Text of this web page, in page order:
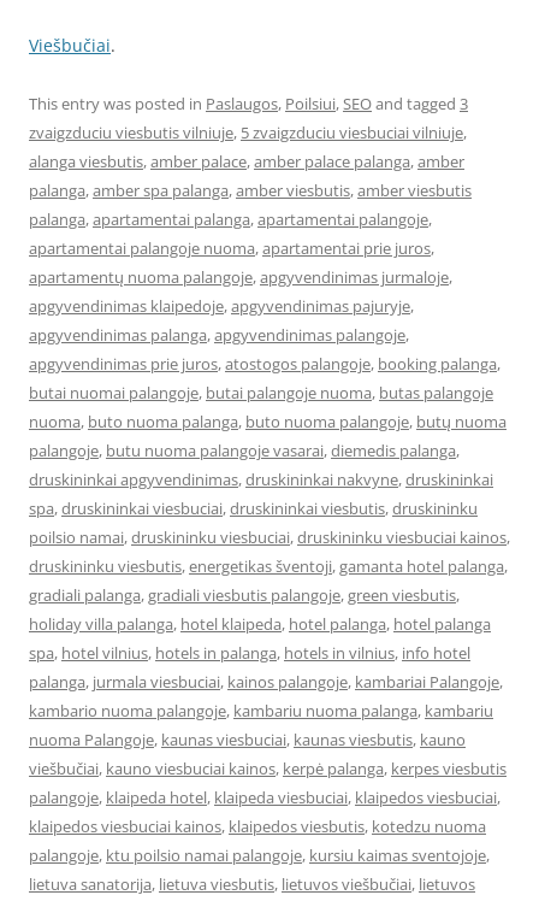
Viešbučiai.
This entry was posted in Paslaugos, Poilsiui,SEOand tagged 3
zvaigzduciu viesbutis vilniuje, 5 zvaigzduciu viesbuciai vilniuje,
alanga viesbutis,amber palace,amber palace palanga,amber
palanga,amber spa palanga,amber viesbutis,amber viesbutis
palanga,apartamentai palanga,apartamentai palangoje,
apartamentai palangoje nuoma,apartamentai prie juros,
apartamentų nuoma palangoje,apgyvendinimas jurmaloje,
apgyvendinimas klaipedoje,apgyvendinimas pajuryje,
apgyvendinimas palanga,apgyvendinimas palangoje,
apgyvendinimas prie juros,atostogos palangoje, booking palanga,
butai nuomai palangoje, butai palangoje nuoma, butas palangoje
nuoma, buto nuoma palanga, buto nuoma palangoje, butų nuoma
palangoje, butu nuoma palangoje vasarai,diemedis palanga,
druskininkai apgyvendinimas,druskininkai nakvyne,druskininkai
spa,druskininkai viesbuciai,druskininkai viesbutis,druskininku
poilsio namai,druskininku viesbuciai,druskininku viesbuciai kainos,
druskininku viesbutis,energetikas šventoji,gamanta hotel palanga,
gradiali palanga,gradiali viesbutis palangoje,green viesbutis,
holiday villa palanga, hotel klaipeda, hotel palanga, hotel palanga
spa, hotel vilnius, hotels in palanga, hotels in vilnius, info hotel
palanga, jurmala viesbuciai, kainos palangoje, kambariai Palangoje,
kambario nuoma palangoje, kambariu nuoma palanga, kambariu
nuoma Palangoje, kaunas viesbuciai, kaunas viesbutis, kauno
viešbučiai, kauno viesbuciai kainos, kerpė palanga, kerpes viesbutis
palangoje, klaipeda hotel, klaipeda viesbuciai, klaipedos viesbuciai,
klaipedos viesbuciai kainos, klaipedos viesbutis, kotedzu nuoma
palangoje, ktu poilsio namai palangoje, kursiu kaimas sventojoje,
lietuva sanatorija, lietuva viesbutis, lietuvos viešbučiai, lietuvos